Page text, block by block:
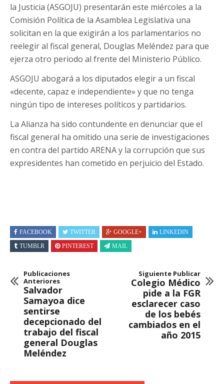
la Justicia (ASGOJU) presentarán este miércoles a la
Comisión Política de la Asamblea Legislativa una
solicitan en la que exigirán a los parlamentarios no
reelegir al fiscal general, Douglas Meléndez para que
ejerza otro periodo al frente del Ministerio Público.
ASGOJU abogará a los diputados elegir a un fiscal
«decente, capaz e independiente» y que no tenga
ningún tipo de intereses políticos y partidarios.
La Alianza ha sido contundente en denunciar que el
fiscal general ha omitido una serie de investigaciones
en contra del partido ARENA y la corrupción que sus
expresidentes han cometido en perjuicio del Estado.
FACEBOOK TWITTER GOOGLE+
LINKEDIN
TUMBLR
PINTEREST MAIL
Publicaciones
Anteriores
Salvador
Samayoa dice
sentirse
decepcionado del
trabajo del fiscal
general Douglas
Meléndez
Siguiente Publicar
Colegio Médico
pide a la FGR
esclarecer caso
de los bebés
cambiados en el
año 2015